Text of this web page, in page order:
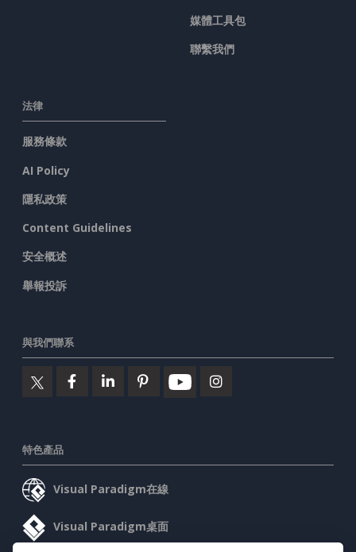
媒體工具包
聯繫我們
法律
服務條款
AI Policy
隱私政策
Content Guidelines
安全概述
舉報投訴
與我們聯系
特色產品
Visual Paradigm在線
Visual Paradigm桌面